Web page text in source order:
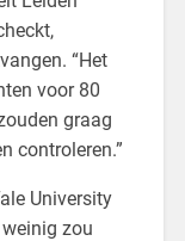
“Het
voor 80
graag
controleren.”
University
zou